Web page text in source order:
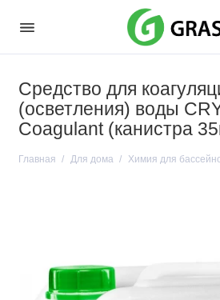
Средство для
(осветления) воды
Coagulant (канистра
Главная Для дома Химия для